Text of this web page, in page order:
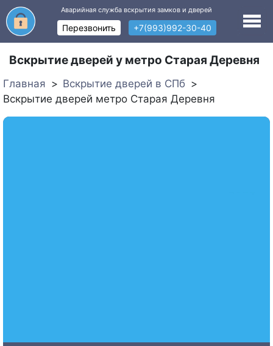
Аварийная служба вскрытия замков и дверей
Перезвонить +7(993)992-30-40
Вскрытие дверей у метро Старая Деревня
Главная
Вскрытие дверей в СПб
Вскрытие дверей метро Старая Деревня